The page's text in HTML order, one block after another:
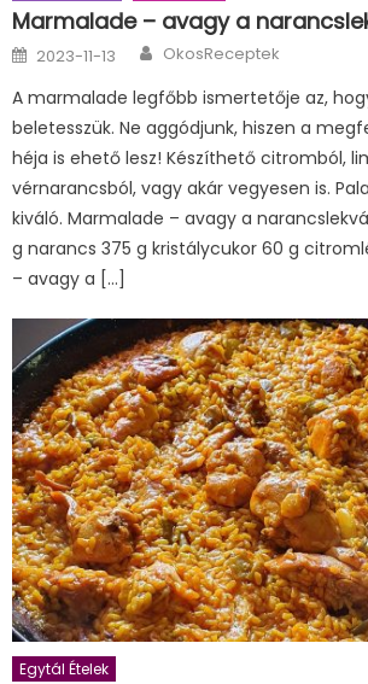
Marmalade – avagy a
Posted
on
2023-11-13 Author
OkosReceptek
A marmalade legfőbb ismertetője az,
beletesszük. Ne aggódjunk, hiszen a
héja is ehető lesz! Készíthető citromból,
vérnarancsból, vagy akár vegyesen is.
kiváló. Marmalade – avagy a
g narancs 375 g kristálycukor 60 g
– avagy a […]
Egytál Ételek